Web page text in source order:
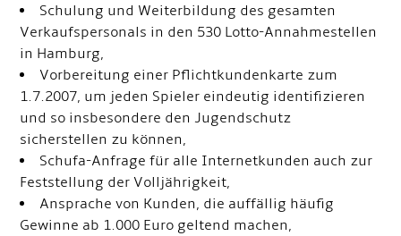
Schulung und Weiterbildung des gesamten
Verkaufspersonals in den 530 Lotto-Annahmestellen
in Hamburg,
Vorbereitung einer Pflichtkundenkarte zum
1.7.2007, um jeden Spieler eindeutig identifizieren
und so insbesondere den Jugendschutz
sicherstellen zu können,
Schufa-Anfrage für alle Internetkunden auch zur
Feststellung der Volljährigkeit,
Ansprache von Kunden, die auffällig häufig
Gewinne ab 1.000 Euro geltend machen,